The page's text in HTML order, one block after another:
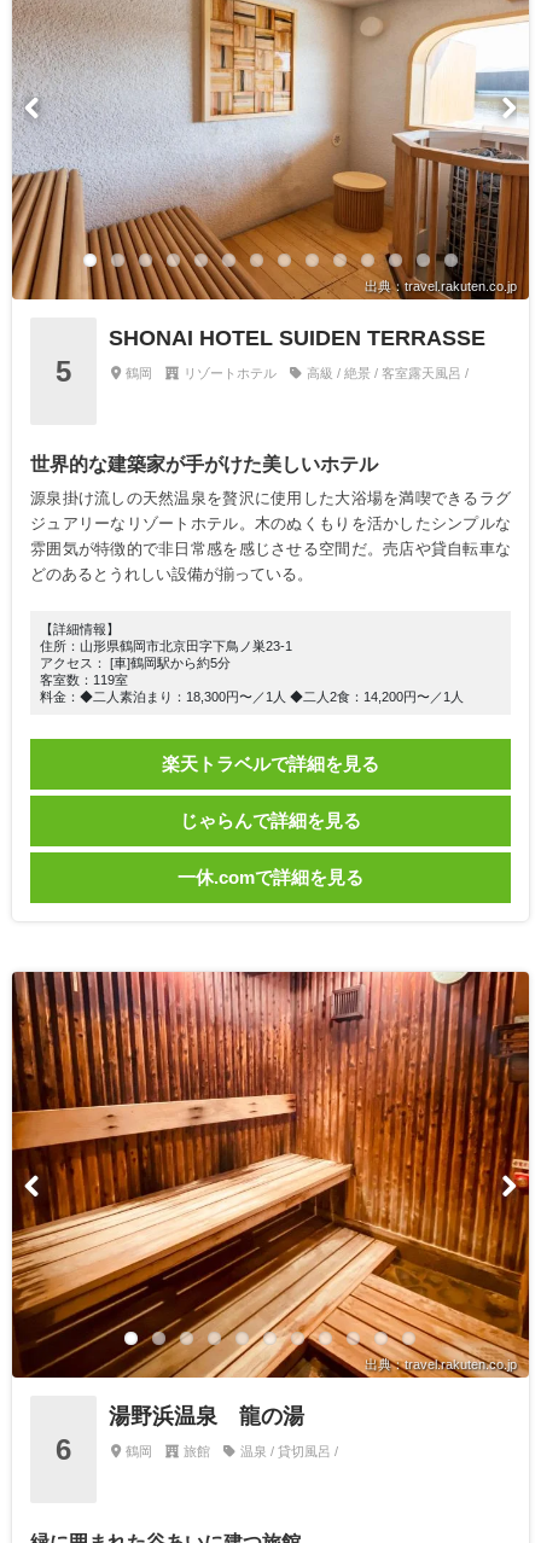
出典：travel.rakuten.co.jp
5
SHONAI HOTEL SUIDEN TERRASSE
鶴岡 リゾートホテル 高級 / 絶景 / 客室露天風呂 /
世界的な建築家が手がけた美しいホテル
源泉掛け流しの天然温泉を贅沢に使用した大浴場を満喫できるラグ
ジュアリーなリゾートホテル。木のぬくもりを活かしたシンプルな
雰囲気が特徴的で非日常感を感じさせる空間だ。売店や貸自転車な
どのあるとうれしい設備が揃っている。
【詳細情報】
住所：山形県鶴岡市北京田字下鳥ノ巣23-1
アクセス： [車]鶴岡駅から約5分
客室数：119室
料金：◆二人素泊まり：18,300円〜／1人 ◆二人2食：14,200円〜／1人
楽天トラベルで詳細を見る
じゃらんで詳細を見る
一休.comで詳細を見る
出典：travel.rakuten.co.jp
6
湯野浜温泉 龍の湯
鶴岡 旅館 温泉 / 貸切風呂 /